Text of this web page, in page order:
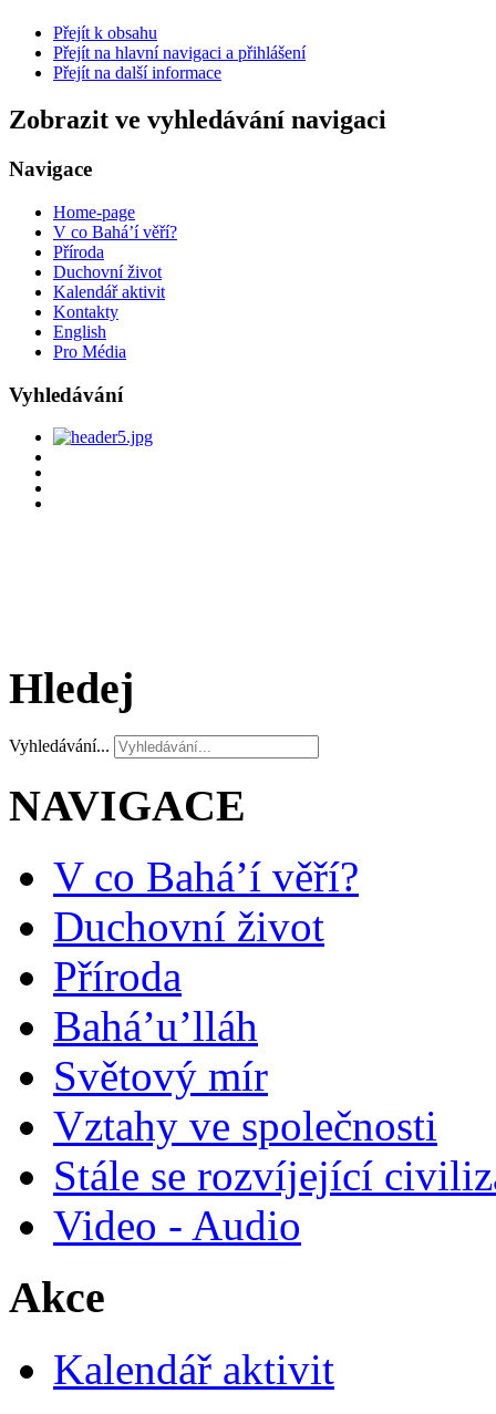
Přejít k obsahu
Přejít na hlavní navigaci a přihlášení
Přejít na další informace
Zobrazit ve vyhledávání navigaci
Navigace
Home-page
V co Bahá’í věří?
Příroda
Duchovní život
Kalendář aktivit
Kontakty
English
Pro Média
Vyhledávání
Hledej
Vyhledávání...
NAVIGACE
V co Bahá’í věří?
Duchovní život
Příroda
Bahá’u’lláh
Světový mír
Vztahy ve společnosti
Stále se rozvíjející
Video - Audio
Akce
Kalendář aktivit